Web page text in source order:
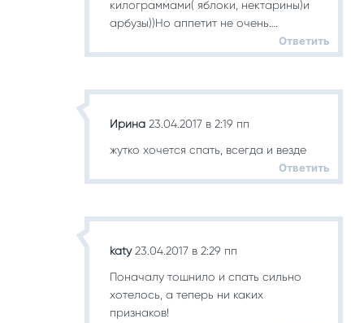
килограммами( яблоки, нектарины)и
арбузы))Но аппетит не очень….
Ответить
Ирина 23.04.2017 в 2:19 пп
жутко хочется спать, всегда и везде
Ответить
katy23.04.2017 в 2:29 пп
Поначалу тошнило и спать сильно
хотелось, а теперь ни каких
признаков!